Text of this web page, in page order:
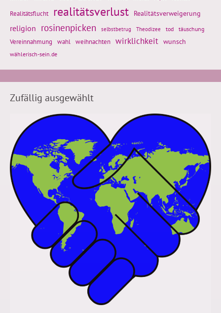
Realitätsflucht realitätsverlust Realitätsverweigerung
religion rosinenpicken selbstbetrug Theodizee tod täuschung
Vereinnahmung wahl weihnachten wirklichkeit wunsch
wählerisch-sein.de
Zufällig ausgewählt